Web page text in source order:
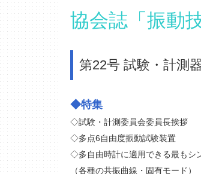
協会誌「振動技
第22号 試験・計測
◆特集
◇試験・計測委員会委員長挨拶
◇多点6自由度振動試験装置
◇多自由時計に適用できる最もシ
（各種の共振曲線・固有モード）